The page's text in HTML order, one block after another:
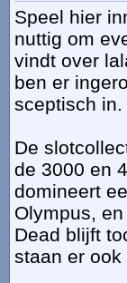
Speel hier
nuttig om
vindt over
ben er
sceptisch in.
De
de 3000 en
domineert
Olympus,
Dead blijft
staan er